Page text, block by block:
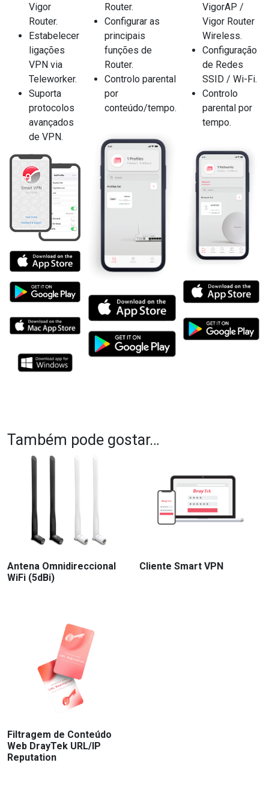
Vigor
Router.
Estabelecer
ligações
VPN via
Teleworker.
Suporta
protocolos
avançados
de VPN.
Router.
Configurar as
principais
funções de
Router.
Controlo parental
por
conteúdo/tempo.
VigorAP /
Vigor Router
Wireless.
Configuração
de Redes
SSID / Wi-Fi.
Controlo
parental por
tempo.
Também pode gostar…
Antena Omnidireccional
WiFi (5dBi)
Cliente Smart VPN
Filtragem de Conteúdo
Web DrayTek URL/IP
Reputation